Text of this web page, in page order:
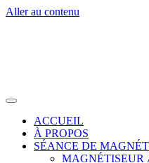
Aller au contenu
ACCUEIL
À PROPOS
SÉANCE DE
MAGNÉTISEUR